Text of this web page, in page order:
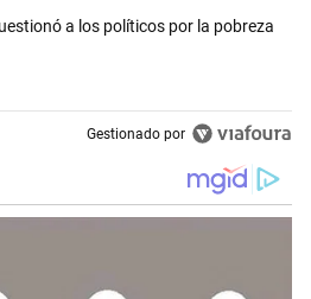
el título "García Cuerva cuestionó a los
a los políticos por la pobreza
Gestionado por